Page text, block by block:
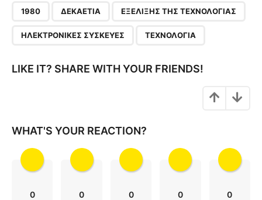
a
n
1980 ΔΕΚΑΕΤΊΑ ΕΞΈΛΙΞΗΣ ΤΗΣ ΤΕΧΝΟΛΟΓΊΑΣ
ΗΛΕΚΤΡΟΝΙΚΈΣ ΣΥΣΚΕΥΈΣ ΤΕΧΝΟΛΟΓΊΑ
LIKE IT? SHARE WITH YOUR FRIENDS!
WHAT'S YOUR REACTION?
0 0 0 0 0